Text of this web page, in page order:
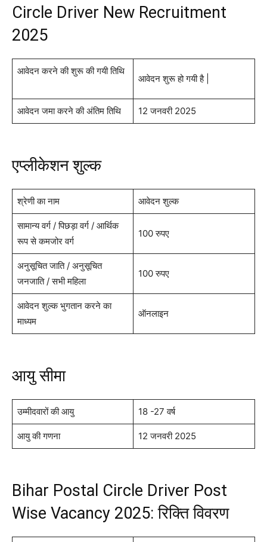
Circle Driver New Recruitment
2025
आवेदन करने की शुरू की गयी तिथि
आवेदन शुरू हो गयी है |
आवेदन जमा करने की अंतिम तिथि 12 जनवरी 2025
एप्लीकेशन शुल्क
श्रेणी का नाम आवेदन शुल्क
सामान्य वर्ग / पिछड़ा वर्ग / आर्थिक
रूप से कमजोर वर्ग
100 रुपए
अनुसूचित जाति / अनुसूचित
जनजाति / सभी महिला
100 रुपए
आवेदन शुल्क भुगतान करने का
माध्यम
ऑनलाइन
आयु सीमा
उम्मीदवारों की आयु 18 -27 वर्ष
आयु की गणना 12 जनवरी 2025
Bihar Postal Circle Driver Post
Wise Vacancy 2025: रिक्ति विवरण